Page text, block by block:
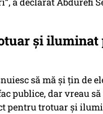
și iluminat
să mă și țin de
publice, dar vreau
pentru trotuar și